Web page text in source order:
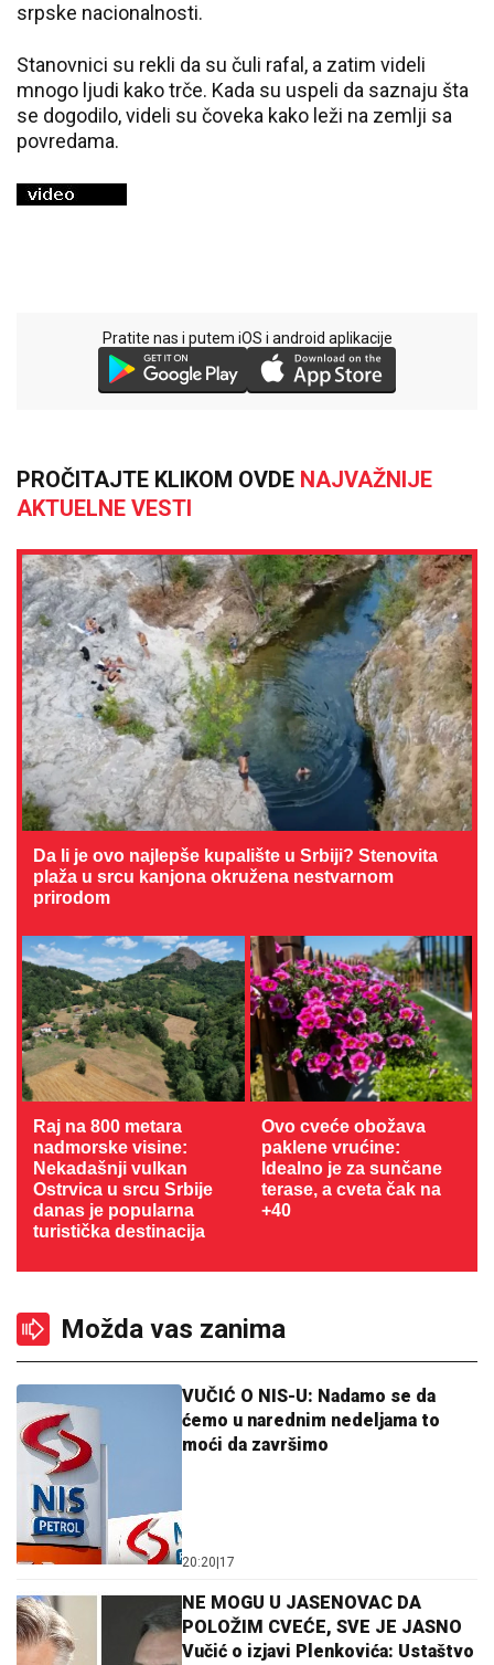
srpske nacionalnosti.
Stanovnici su rekli da su čuli rafal, a zatim videli
mnogo ljudi kako trče. Kada su uspeli da saznaju šta
se dogodilo, videli su čoveka kako leži na zemlji sa
povredama.
Pratite nas i putem iOS i android aplikacije
PROČITAJTE KLIKOM OVDE NAJVAŽNIJE
AKTUELNE VESTI
Da li je ovo najlepše kupalište u Srbiji? Stenovita
plaža u srcu kanjona okružena nestvarnom
prirodom
Raj na 800 metara
nadmorske visine:
Nekadašnji vulkan
Ostrvica u srcu Srbije
danas je popularna
turistička destinacija
Ovo cveće obožava
paklene vrućine:
Idealno je za sunčane
terase, a cveta čak na
+40
Možda vas zanima
VUČIĆ O NIS-U: Nadamo se da
ćemo u narednim nedeljama to
moći da završimo
20:20 17
NE MOGU U JASENOVAC DA
POLOŽIM CVEĆE, SVE JE JASNO
Vučić o izjavi Plenkovića: Ustaštvo